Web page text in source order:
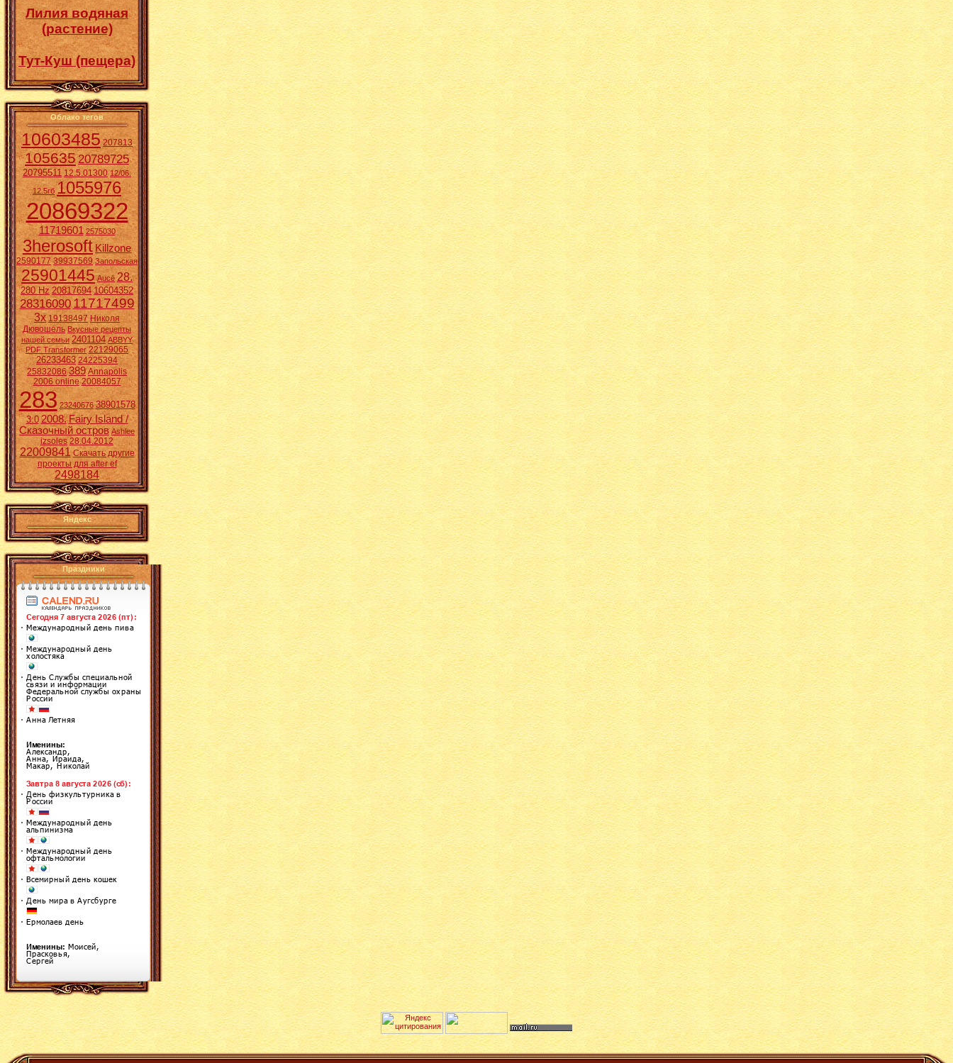
Лилия водяная
(растение)
Тут-Куш (пещера)
Облако тегов
10603485 207813
10563520789725
20795511 12.5.01300 12/06.
12.5гб 1055976
20869322
11719601 2575030
3herosoft Killzone
2590177 39937569 Запольская
25901445 Aucē 28.
280 Hz 20817694 10604352
2831609011717499
3x 19138497 Николя
Дювошель Вкусные рецепты
нашей семьи 2401104 ABBYY
PDF Transformer 22129065
26233463 24225394
25832086 389 Annapolis
2006 online 20084057
283 23240676 38901578
3:0 2008. Fairy Island /
Сказочный остров Ashlee
izsoles 28.04.2012
22009841 Скачать другие
проекты для after ef
2498184
Яндекс
Праздники